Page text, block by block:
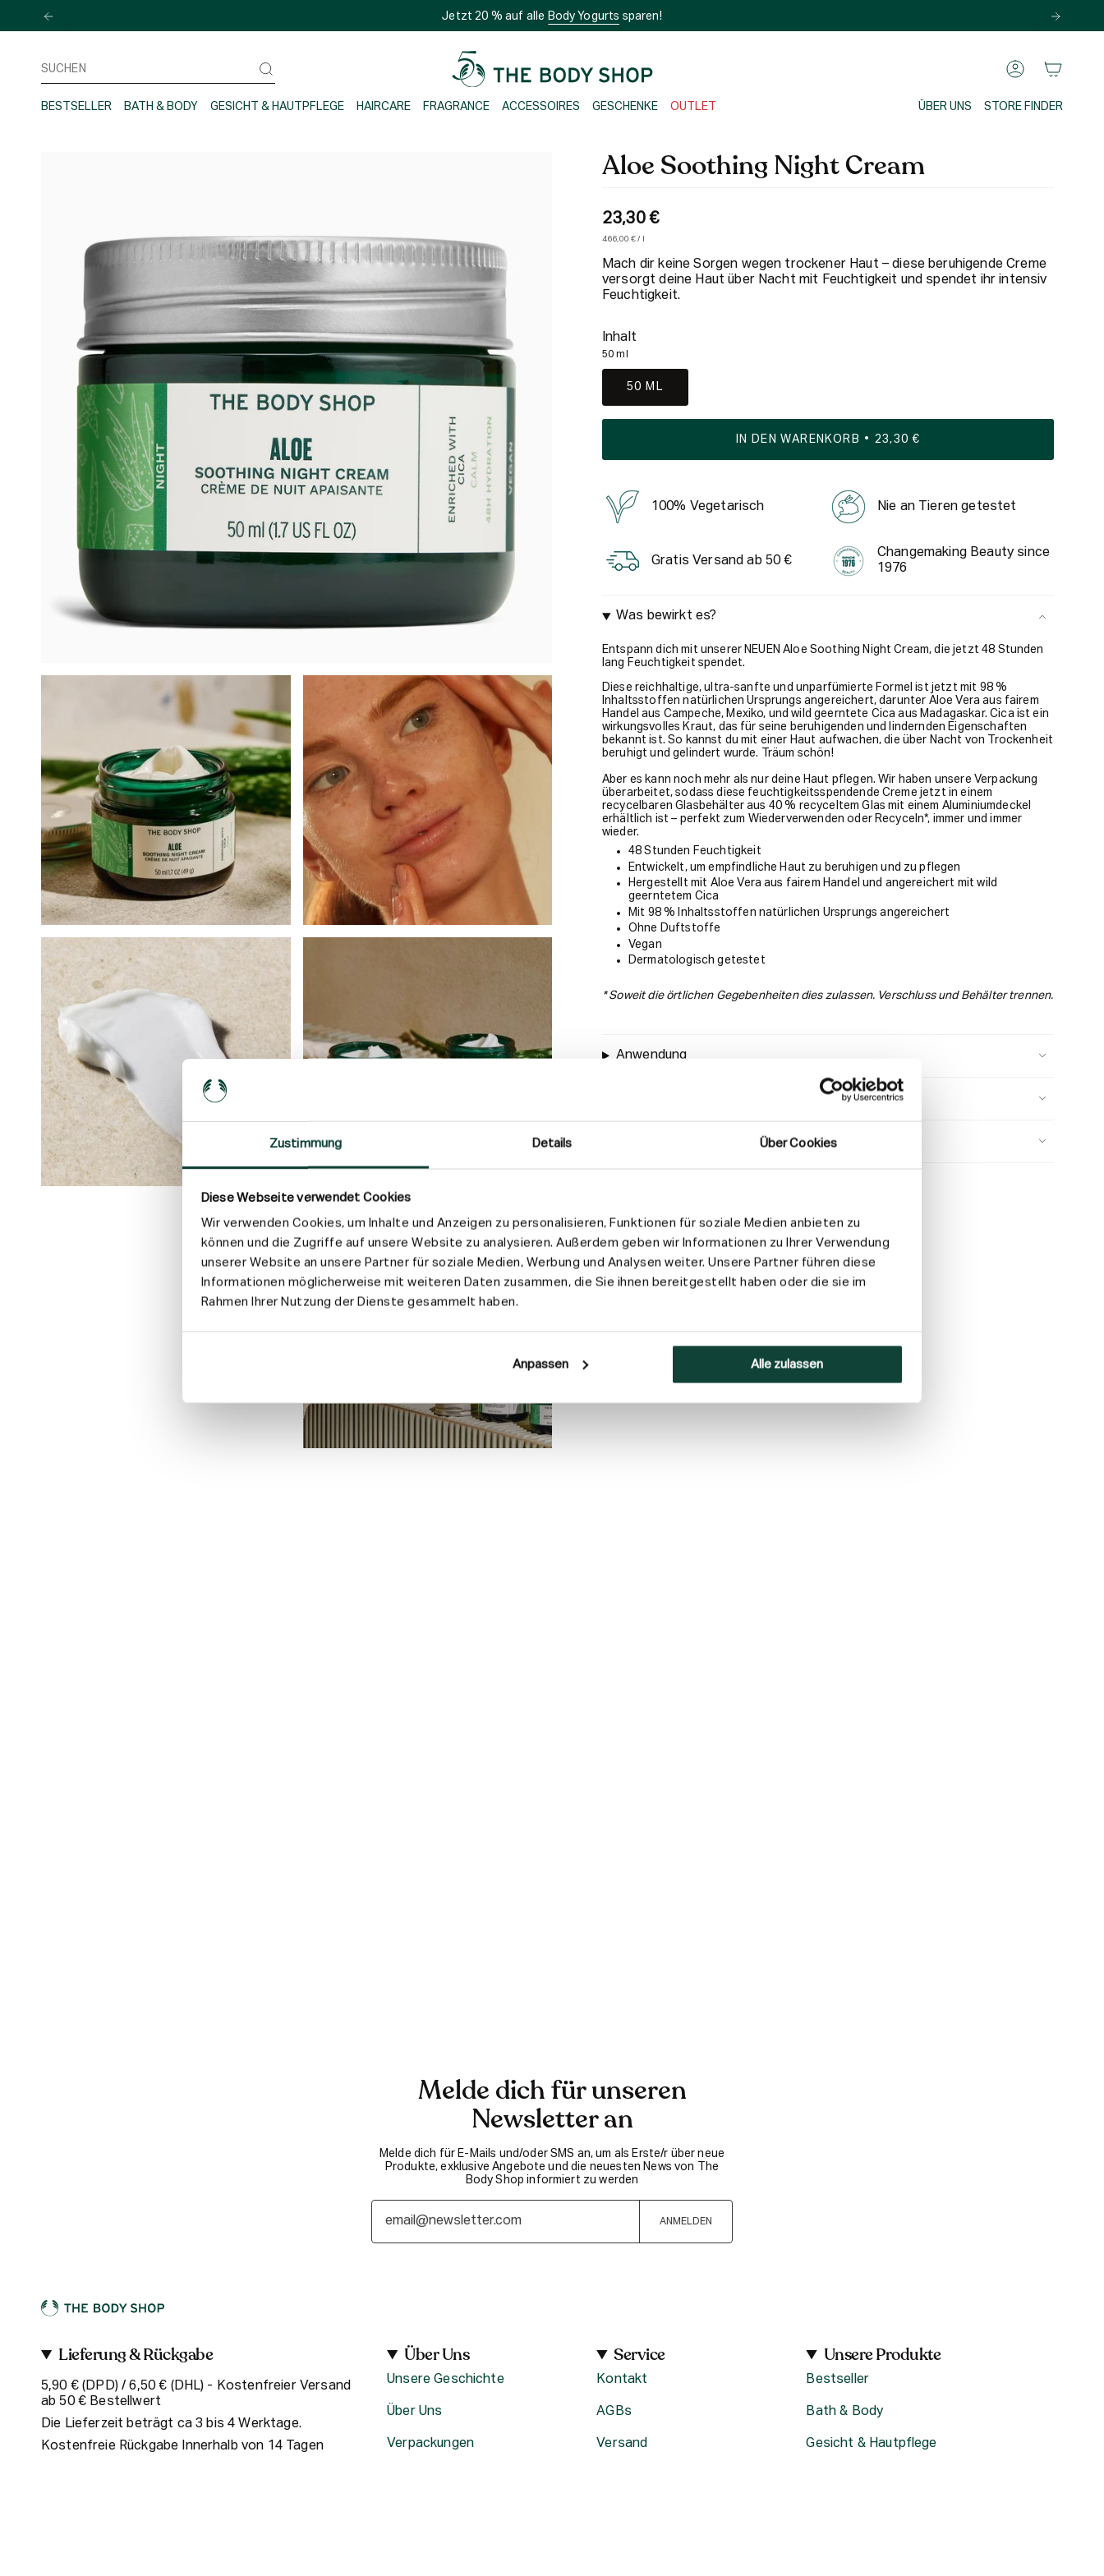
Zustimmung Details Über Cookies
Diese Webseite verwendet Cookies
Wir verwenden Cookies, um Inhalte und Anzeigen zu personalisieren, Funktionen für soziale Medien anbieten zu
können und die Zugriffe auf unsere Website zu analysieren. Außerdem geben wir Informationen zu Ihrer Verwendung
unserer Website an unsere Partner für soziale Medien, Werbung und Analysen weiter. Unsere Partner führen diese
Informationen möglicherweise mit weiteren Daten zusammen, die Sie ihnen bereitgestellt haben oder die sie im
Rahmen Ihrer Nutzung der Dienste gesammelt haben.
Anpassen Alle zulassen
Suchen
KONTO
BESTSELLER BATH & BODY GESICHT & HAUTPFLEGE HAIRCARE FRAGRANCE ACCESSOIRES GESCHENKE OUTLET ÜBER UNS STORE FINDER
Jetzt 20 % auf alle Body Yogurts sparen!
Aloe Soothing Night Cream
23,30 €
Einheitspreis
466,00 € /pro
Mach dir keine Sorgen wegen trockener Haut – diese beruhigende Creme
versorgt deine Haut über Nacht mit Feuchtigkeit und spendet ihr intensiv
Feuchtigkeit.
Inhalt
50 ml
50 ML
IN DEN WARENKORB 23,30 €
100% Vegetarisch Nie an Tieren getestet
Gratis Versand ab 50 €
Changemaking Beauty since
1976
Was bewirkt es?
Entspann dich mit unserer NEUEN Aloe Soothing Night Cream, die jetzt 48 Stunden
lang Feuchtigkeit spendet.
Diese reichhaltige, ultra-sanfte und unparfümierte Formel ist jetzt mit 98 %
Inhaltsstoffen natürlichen Ursprungs angereichert, darunter Aloe Vera aus fairem
Handel aus Campeche, Mexiko, und wild geerntete Cica aus Madagaskar. Cica ist ein
wirkungsvolles Kraut, das für seine beruhigenden und lindernden Eigenschaften
bekannt ist. So kannst du mit einer Haut aufwachen, die über Nacht von Trockenheit
beruhigt und gelindert wurde. Träum schön!
Aber es kann noch mehr als nur deine Haut pflegen. Wir haben unsere Verpackung
überarbeitet, sodass diese feuchtigkeitsspendende Creme jetzt in einem
recycelbaren Glasbehälter aus 40 % recyceltem Glas mit einem Aluminiumdeckel
erhältlich ist – perfekt zum Wiederverwenden oder Recyceln*, immer und immer
wieder.
48 Stunden Feuchtigkeit
Entwickelt, um empfindliche Haut zu beruhigen und zu pflegen
Hergestellt mit Aloe Vera aus fairem Handel und angereichert mit wild
geerntetem Cica
Mit 98 % Inhaltsstoffen natürlichen Ursprungs angereichert
Ohne Duftstoffe
Vegan
Dermatologisch getestet
* Soweit die örtlichen Gegebenheiten dies zulassen. Verschluss und Behälter trennen.
Anwendung
Melde dich für unseren
Newsletter an
Melde dich für E-Mails und/oder SMS an, um als Erste/r über neue
Produkte, exklusive Angebote und die neuesten News von The
Body Shop informiert zu werden
ANMELDEN
Lieferung & Rückgabe
5,90 € (DPD) / 6,50 € (DHL) - Kostenfreier Versand
ab 50 € Bestellwert
Die Lieferzeit beträgt ca 3 bis 4 Werktage.
Kostenfreie Rückgabe Innerhalb von 14 Tagen
Über Uns
Unsere Geschichte
Über Uns
Verpackungen
Service
Kontakt
AGBs
Versand
Unsere Produkte
Bestseller
Bath & Body
Gesicht & Hautpflege